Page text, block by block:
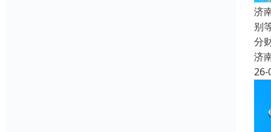
济
别
分
济
26-